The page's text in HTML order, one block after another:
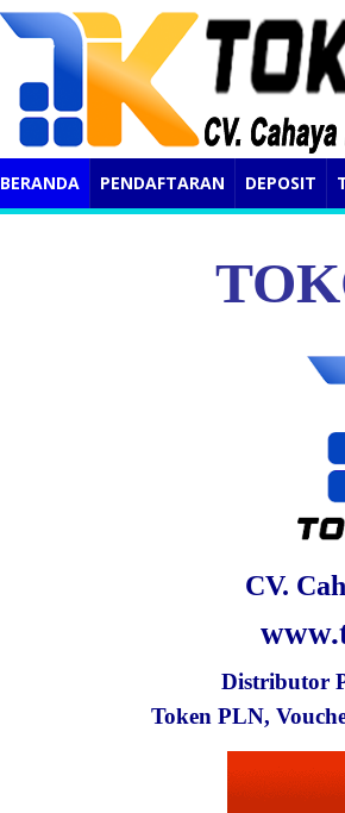
BERANDA PENDAFTARAN DEPOSIT
CV.
Distributor
Token PLN,